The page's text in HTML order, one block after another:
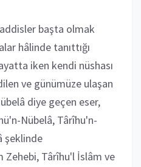
başta olmak
hâlinde tanıttığı
iken kendi nüshası
ve günümüze ulaşan
diye geçen eser,
Nübelâ, Târîhu'n-
şeklinde
Târîhu'l İslâm ve